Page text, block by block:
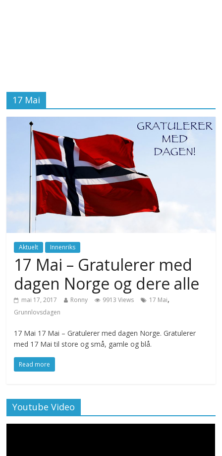
17 Mai
Aktuelt Innenriks
17 Mai – Gratulerer med
dagen Norge og dere alle
mai 17, 2017 Ronny 9913 Views 17 Mai,
Grunnlovsdagen
17 Mai 17 Mai – Gratulerer med dagen Norge. Gratulerer
med 17 Mai til store og små, gamle og blå.
Read more
Youtube Video